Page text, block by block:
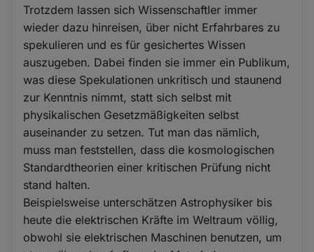
Trotzdem lassen sich Wissenschaftler immer
wieder dazu hinreisen, über nicht Erfahrbares zu
spekulieren und es für gesichertes Wissen
auszugeben. Dabei finden sie immer ein Publikum,
was diese Spekulationen unkritisch und staunend
zur Kenntnis nimmt, statt sich selbst mit
physikalischen Gesetzmäßigkeiten selbst
auseinander zu setzen. Tut man das nämlich,
muss man feststellen, dass die kosmologischen
Standardtheorien einer kritischen Prüfung nicht
stand halten.
Beispielsweise unterschätzen Astrophysiker bis
heute die elektrischen Kräfte im Weltraum völlig,
obwohl sie elektrischen Maschinen benutzen, um